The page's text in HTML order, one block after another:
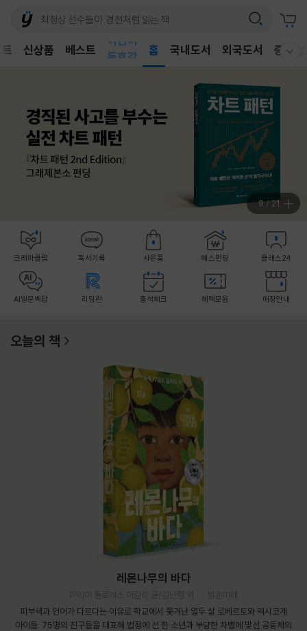
신상품 베스트
독후감
홈 국내도서 외국도서 중고샵
10/21
크레마클럽 독서기록 사은품 예스펀딩 클래스24
AI일문백답 리딩런 출석체크 혜택모음 매장안내
오늘의 책
레몬나무의 바다
피부색과 언어가 다르다는 이유로 학교에서 쫓겨난 열두 살 로베르토와 멕시코계
아이들. 75명의 친구들을 대표해 법정에 선 한 소년과 부당한 차별에 맞선 공동체의